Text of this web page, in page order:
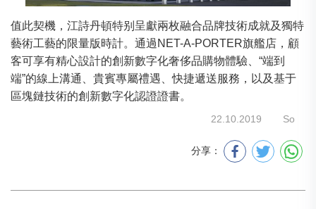
值此契機，江詩丹頓特别呈獻兩枚融合品牌技術成就及獨特
藝術工藝的限量版時計。通過NET-A-PORTER旗艦店，顧
客可享有精心設計的創新數字化奢侈品購物體驗、“端到
端”的線上溝通、貴賓專屬禮遇、快捷遞送服務，以及基于
區塊鏈技術的創新數字化認證證書。
22.10.2019 So
分享：